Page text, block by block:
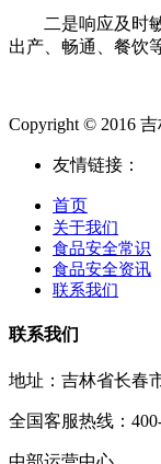
二是响应及时敏
出产、畅通、餐饮
Copyright © 2016
友情链接：
首页
关于我们
食品安全常识
食品安全资讯
联系我们
联系我们
地址：吉林省长春
全国客服热线：